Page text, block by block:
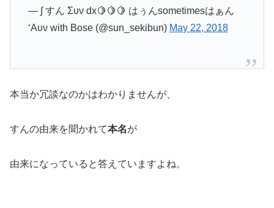
— ∫ すん Συν dx🍋🍋🍋 はぅんsometimesはぁん
‘Aυν with Bose (@sun_sekibun) May 22, 2018
本当か冗談なのかはわかりませんが、
すんの由来を聞かれて本名が
由来になっていると答えていますよね。